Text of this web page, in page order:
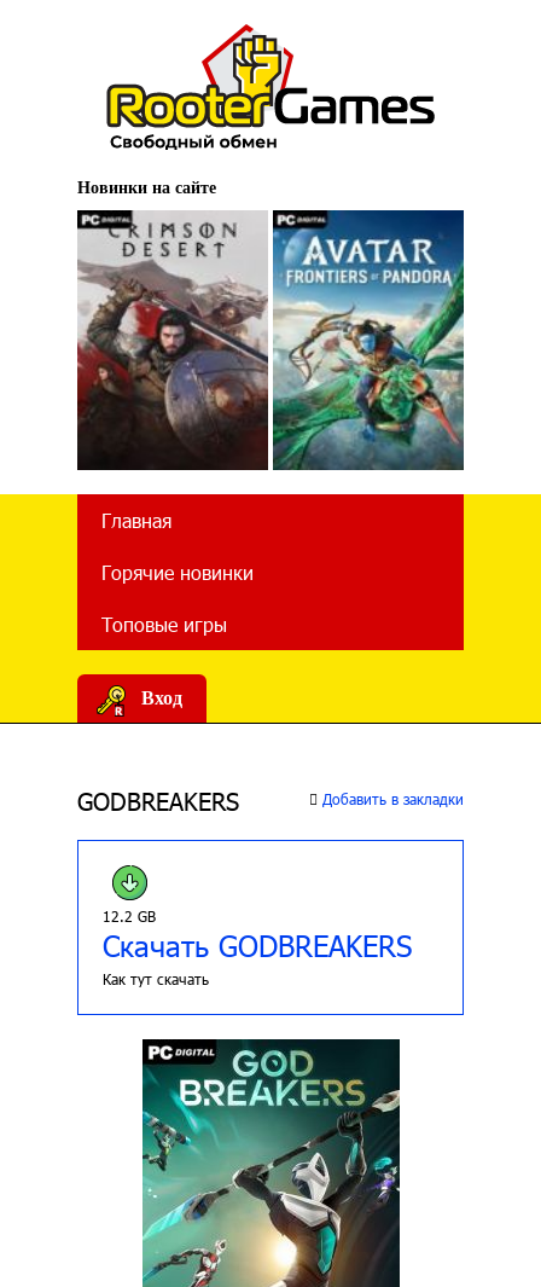
Новинки на сайте
Главная
Горячие новинки
Топовые игры
Вход
GODBREAKERS Добавить в закладки
12.2 GB
Скачать GODBREAKERS
Как тут скачать